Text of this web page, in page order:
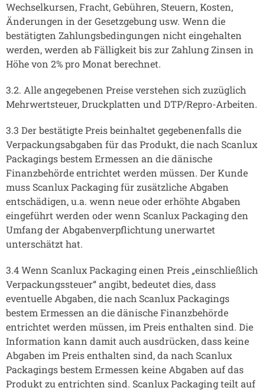
Wechselkursen, Fracht, Gebühren, Steuern, Kosten,
Änderungen in der Gesetzgebung usw. Wenn die
bestätigten Zahlungsbedingungen nicht eingehalten
werden, werden ab Fälligkeit bis zur Zahlung Zinsen in
Höhe von 2% pro Monat berechnet.
3.2. Alle angegebenen Preise verstehen sich zuzüglich
Mehrwertsteuer, Druckplatten und DTP/Repro-Arbeiten.
3.3 Der bestätigte Preis beinhaltet gegebenenfalls die
Verpackungsabgaben für das Produkt, die nach Scanlux
Packagings bestem Ermessen an die dänische
Finanzbehörde entrichtet werden müssen. Der Kunde
muss Scanlux Packaging für zusätzliche Abgaben
entschädigen, u.a. wenn neue oder erhöhte Abgaben
eingeführt werden oder wenn Scanlux Packaging den
Umfang der Abgabenverpflichtung unerwartet
unterschätzt hat.
3.4 Wenn Scanlux Packaging einen Preis „einschließlich
Verpackungssteuer“ angibt, bedeutet dies, dass
eventuelle Abgaben, die nach Scanlux Packagings
bestem Ermessen an die dänische Finanzbehörde
entrichtet werden müssen, im Preis enthalten sind. Die
Information kann damit auch ausdrücken, dass keine
Abgaben im Preis enthalten sind, da nach Scanlux
Packagings bestem Ermessen keine Abgaben auf das
Produkt zu entrichten sind. Scanlux Packaging teilt auf